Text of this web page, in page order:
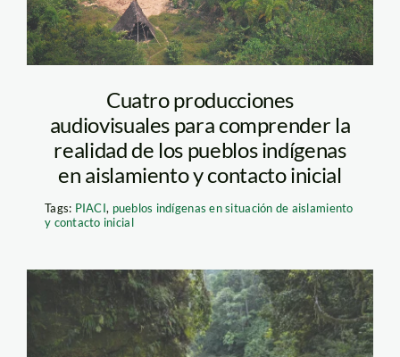
Cuatro producciones
audiovisuales para comprender la
realidad de los pueblos indígenas
en aislamiento y contacto inicial
Tags: PIACI, pueblos indígenas en situación de aislamiento
y contacto inicial
rostro-harakbut-